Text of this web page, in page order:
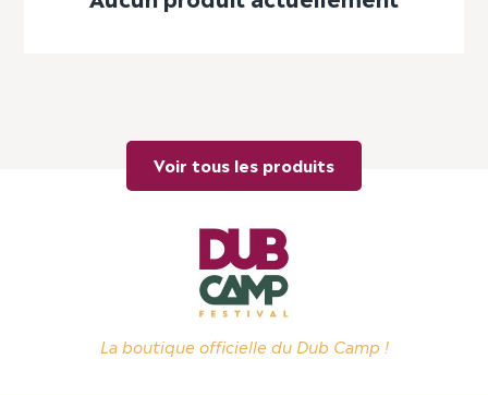
Voir tous les produits
La boutique officielle du Dub Camp !